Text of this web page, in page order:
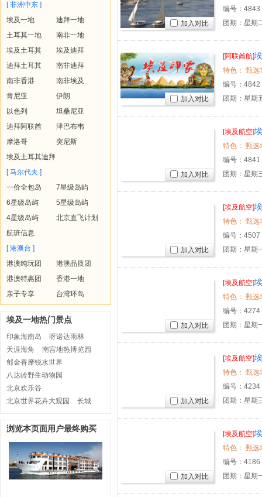
[ 非洲中东 ]
埃及一地
迪拜一地
土耳其一地
南非一地
埃及土耳其
埃及迪拜
迪拜土耳其
南非迪拜
南非香港
南非埃及
肯尼亚
伊朗
以色列
坦桑尼亚
迪拜阿联酋
津巴布韦
摩洛哥
突尼斯
埃及土耳其迪拜
[ 马尔代夫 ]
一价全包岛
7星级岛屿
6星级岛屿
5星级岛屿
4星级岛屿
北京直飞计划
航班信息
[ 港澳台 ]
港澳纯玩团
港澳品质团
港澳特惠团
香港一地
亲子专享
台湾环岛
埃及一地热门景点
印象海南岛
呀诺达雨林
天涯海角
南宫地热博览园
郁金香摩锐水世界
八达岭野生动物园
北京欢乐谷
北京世界花卉大观园
长城
浏览本页面用户最终购买
编号： 4843
团期：星期
加入对比
[阿联酋航]
编号： 4842
团期：星期
加入对比
[埃及航空]
编号： 4841
团期：星期
加入对比
[埃及航空]
编号： 4507
团期：星期
加入对比
[埃及航空]
编号： 4274
团期：星期
加入对比
[埃及航空]
编号： 4234
团期：星期
加入对比
[埃及航空]
编号： 4186
团期：星期
加入对比